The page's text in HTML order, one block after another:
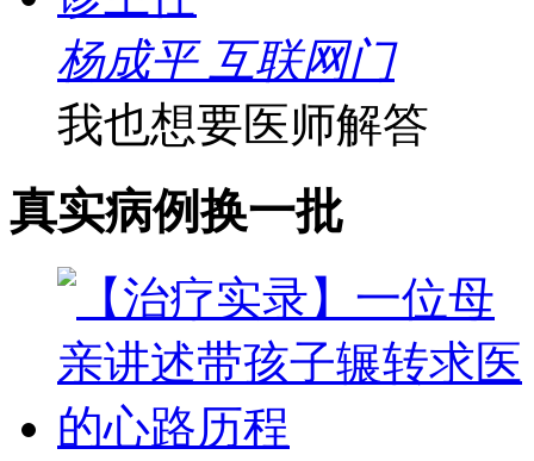
杨成平 互联网门
我也想要医师解答
真实病例换一批